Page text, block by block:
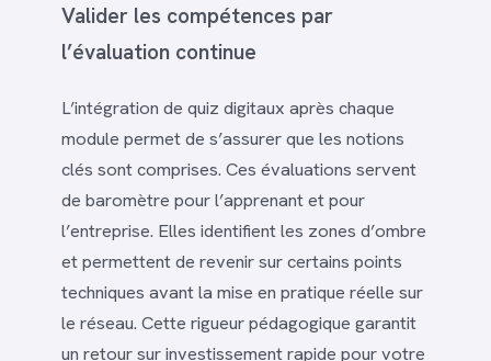
Valider les compétences par
l’évaluation continue
L’intégration de quiz digitaux après chaque
module permet de s’assurer que les notions
clés sont comprises. Ces évaluations servent
de baromètre pour l’apprenant et pour
l’entreprise. Elles identifient les zones d’ombre
et permettent de revenir sur certains points
techniques avant la mise en pratique réelle sur
le réseau. Cette rigueur pédagogique garantit
un retour sur investissement rapide pour votre